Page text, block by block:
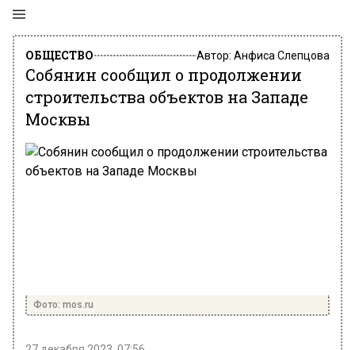
ОБЩЕСТВО Автор: Анфиса Слепцова
Собянин сообщил о продолжении
строительства объектов на Западе
Москвы
Фото: mos.ru